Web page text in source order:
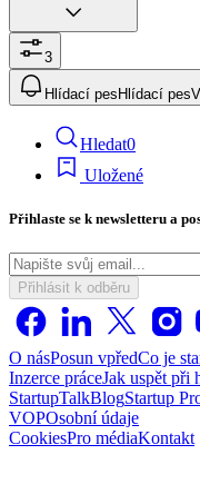
3
Hlídací pesHlídací pes
Hledat0
Uložené
Přihlaste se k newsletteru a
Přihlásit k odběru
O násPosun vpředCo je
Inzerce práceJak uspět při
StartupTalkBlogStartup
VOPOsobní údaje
CookiesPro médiaKontakt